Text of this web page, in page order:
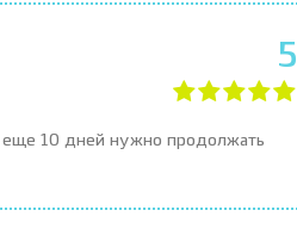
5
еще 10 дней нужно продолжать